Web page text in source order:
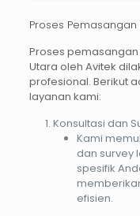
Proses
Proses pemasangan
Utara oleh Avitek
profesional. Berikut
layanan kami:
Konsultasi dan
Kami
dan survey
spesifik
efisien.